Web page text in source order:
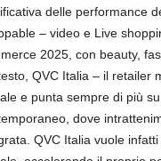
delle performance
– video e Live
2025, con beauty,
QVC Italia – il retailer
e punta sempre di più
dove
QVC Italia vuole